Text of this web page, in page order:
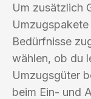
Um zusätzlich
Bedürfnisse
wählen, ob du
Umzugsgüter
beim Ein- und